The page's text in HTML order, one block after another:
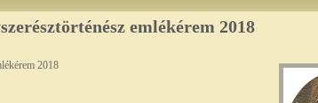
emlékérem 2018
2018